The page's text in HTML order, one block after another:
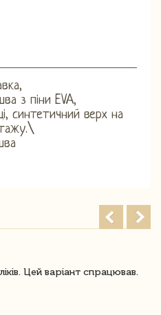
з піни EVA,
синтетичний верх на
Цей варіант спрацював.